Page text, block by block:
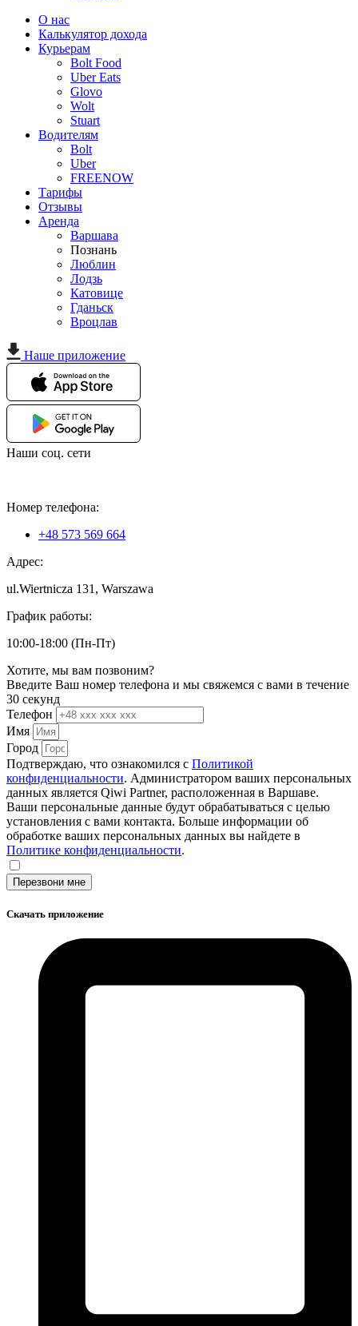
О нас
Калькулятор дохода
Курьерам
Bolt Food
Uber Eats
Glovo
Wolt
Stuart
Водителям
Bolt
Uber
FREENOW
Тарифы
Отзывы
Аренда
Варшава
Познань
Люблин
Лодзь
Катовице
Гданьск
Вроцлав
Наше приложение
Наши соц. сети
Номер телефона:
+48 573 569 664
Адрес:
ul.Wiertnicza 131, Warszawa
График работы:
10:00-18:00 (Пн-Пт)
Хотите, мы вам позвоним?
Введите Ваш номер телефона и мы свяжемся с вами в течение
30 секунд
Телефон
Имя
Город
Подтверждаю, что ознакомился с Политикой
конфиденциальности. Администратором ваших персональных
данных является Qiwi Partner, расположенная в Варшаве.
Ваши персональные данные будут обрабатываться с целью
установления с вами контакта. Больше информации об
обработке ваших персональных данных вы найдете в
Политике конфиденциальности.
Перезвони мне
Скачать приложение